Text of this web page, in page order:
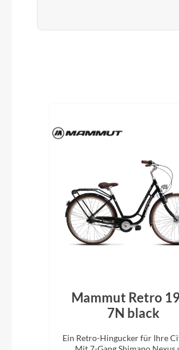
Mammut Retro
7N black
Ein Retro-Hingucker für Ihre